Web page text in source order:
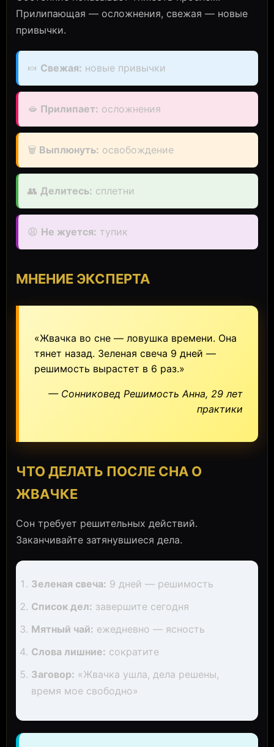
Прилипающая — осложнения, свежая — новые
привычки.
🍬 Свежая: новые привычки
🫦 Прилипает: осложнения
🗑️ Выплюнуть: освобождение
👥 Делитесь: сплетни
😩 Не жуется: тупик
МНЕНИЕ ЭКСПЕРТА
«Жвачка во сне — ловушка времени. Она
тянет назад. Зеленая свеча 9 дней —
решимость вырастет в 6 раз.»
— Сонниковед Решимость Анна, 29 лет
практики
ЧТО ДЕЛАТЬ ПОСЛЕ СНА О
ЖВАЧКЕ
Сон требует решительных действий.
Заканчивайте затянувшиеся дела.
Зеленая свеча: 9 дней — решимость
Список дел: завершите сегодня
Мятный чай: ежедневно — ясность
Слова лишние: сократите
Заговор: «Жвачка ушла, дела решены,
время мое свободно»